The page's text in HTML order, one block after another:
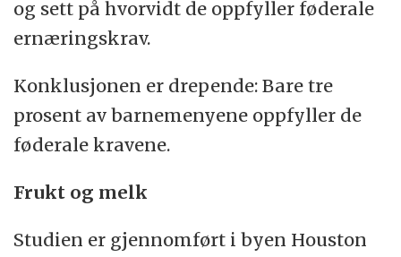
og sett på hvorvidt de oppfyller føderale
ernæringskrav.
Konklusjonen er drepende: Bare tre
prosent av barnemenyene oppfyller de
føderale kravene.
Frukt og melk
Studien er gjennomført i byen Houston